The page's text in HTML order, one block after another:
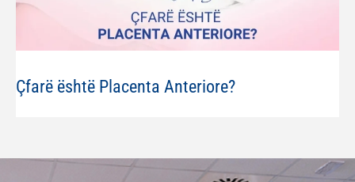
Çfarë është Placenta Anteriore?